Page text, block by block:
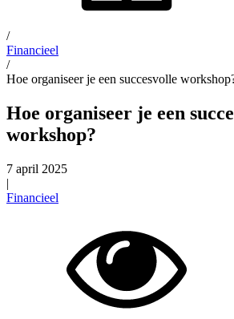
/
Financieel
/
Hoe organiseer je een succesvolle
Hoe organiseer je een
workshop?
7 april 2025
|
Financieel